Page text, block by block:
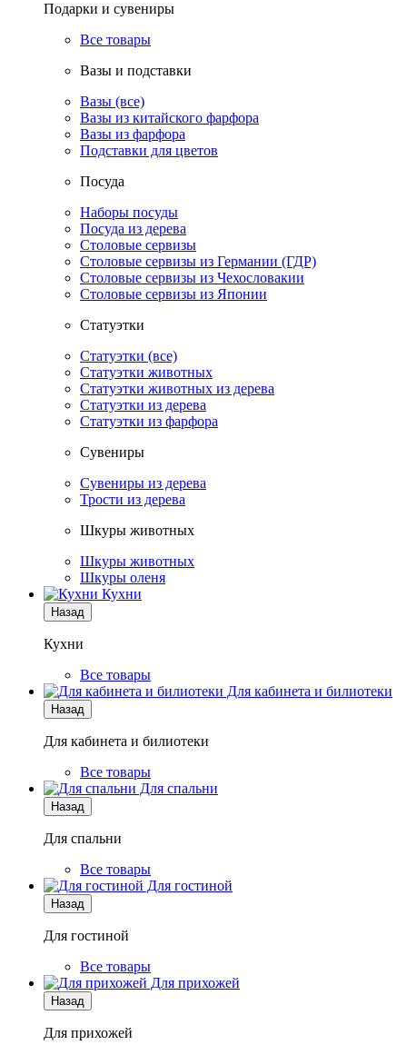
Подарки и сувениры
Все товары
Вазы и подставки
Вазы (все)
Вазы из китайского фарфора
Вазы из фарфора
Подставки для цветов
Посуда
Наборы посуды
Посуда из дерева
Столовые сервизы
Столовые сервизы из Германии (ГДР)
Столовые сервизы из Чехословакии
Столовые сервизы из Японии
Статуэтки
Статуэтки (все)
Статуэтки животных
Статуэтки животных из дерева
Статуэтки из дерева
Статуэтки из фарфора
Сувениры
Сувениры из дерева
Трости из дерева
Шкуры животных
Шкуры животных
Шкуры оленя
Кухни
Назад
Кухни
Все товары
Для кабинета и билиотеки
Назад
Для кабинета и билиотеки
Все товары
Для спальни
Назад
Для спальни
Все товары
Для гостиной
Назад
Для гостиной
Все товары
Для прихожей
Назад
Для прихожей